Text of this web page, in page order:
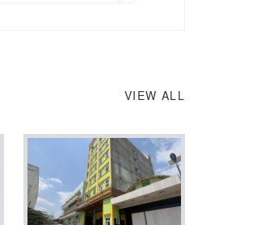
VIEW ALL